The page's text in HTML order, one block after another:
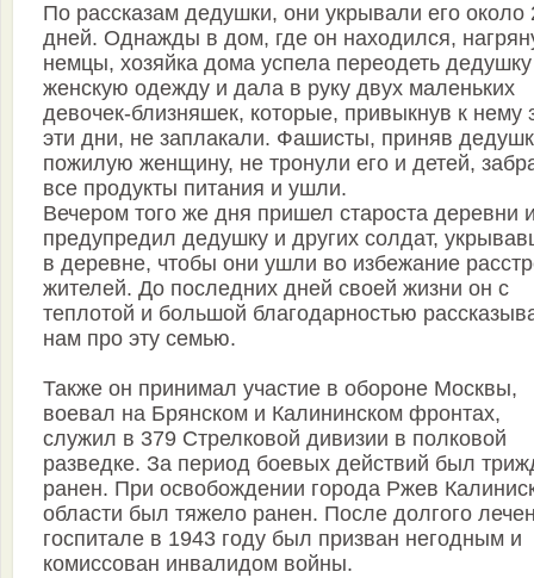
По рассказам дедушки, они укрывали его около
дней. Однажды в дом, где он находился,
немцы, хозяйка дома успела переодеть
женскую одежду и дала в руку двух маленьких
девочек-близняшек, которые, привыкнув к нему
эти дни, не заплакали. Фашисты, приняв
пожилую женщину, не тронули его и детей,
все продукты питания и ушли.
Вечером того же дня пришел староста деревни
предупредил дедушку и других солдат,
в деревне, чтобы они ушли во избежание
жителей. До последних дней своей жизни он с
теплотой и большой благодарностью
нам про эту семью.
Также он принимал участие в обороне Москвы,
воевал на Брянском и Калининском фронтах,
служил в 379 Стрелковой дивизии в полковой
разведке. За период боевых действий был
ранен. При освобождении города Ржев
области был тяжело ранен. После долгого
госпитале в 1943 году был призван негодным и
комиссован инвалидом войны.